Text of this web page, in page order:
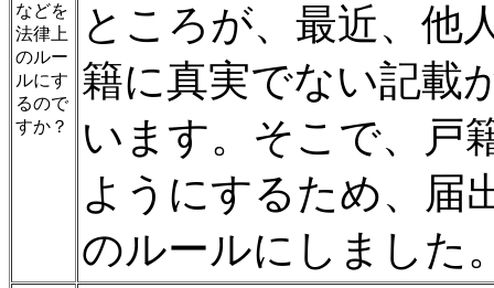
などを
法律上
のルー
ルにす
るので
すか？
ところが、最近、他
籍に真実でない記載
います。そこで、戸
ようにするため、届
のルールにしました